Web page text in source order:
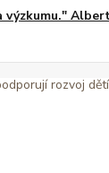
výzkumu."